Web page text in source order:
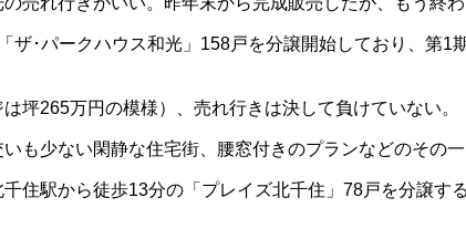
ザ･パークハウス和光」 158戸を分譲開始しており、第1
は坪265万円の模様）、売れ行きは決して負けていない。
少ない閑静な住宅街、腰窓付きのプランなどのその一
住駅から徒歩13分の「プレイズ北千住」 78戸を分譲す